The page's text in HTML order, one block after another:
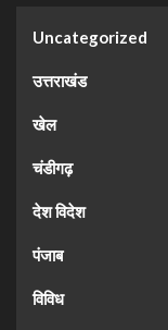
Uncategorized
उत्तराखंड
खेल
चंडीगढ़
देश विदेश
पंजाब
विविध